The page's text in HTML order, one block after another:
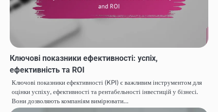
Ключові показники ефективності: успіх,
ефективність та ROI
Ключові показники ефективності (KPI) є важливим інструментом для
оцінки успіху, ефективності та рентабельності інвестицій у бізнесі.
Вони дозволяють компаніям вимірювати…